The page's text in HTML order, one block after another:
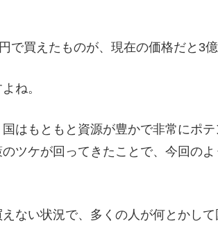
で買えたものが、現在の価格だと3
ね。
はもともと資源が豊かで非常にポ
ツケが回ってきたことで、今回の
ない状況で、多くの人が何とかして